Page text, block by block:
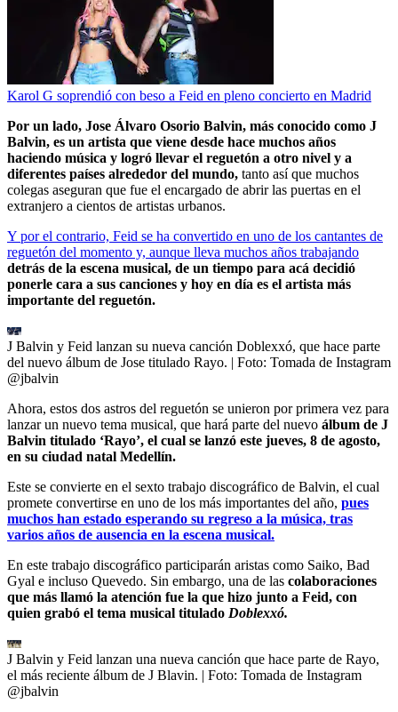
Karol G soprendió con beso a Feid en pleno concierto en Madrid
Por un lado, Jose Álvaro Osorio Balvin, más conocido como J
Balvin, es un artista que viene desde hace muchos años
haciendo música y logró llevar el reguetón a otro nivel y a
diferentes países alrededor del mundo, tanto así que muchos
colegas aseguran que fue el encargado de abrir las puertas en el
extranjero a cientos de artistas urbanos.
Y por el contrario, Feid se ha convertido en uno de los cantantes de
reguetón del momento y, aunque lleva muchos años trabajando
detrás de la escena musical, de un tiempo para acá decidió
ponerle cara a sus canciones y hoy en día es el artista más
importante del reguetón.
J Balvin y Feid lanzan su nueva canción Doblexxó, que hace parte
del nuevo álbum de Jose titulado Rayo. | Foto: Tomada de Instagram
@jbalvin
Ahora, estos dos astros del reguetón se unieron por primera vez para
lanzar un nuevo tema musical, que hará parte del nuevo álbum de J
Balvin titulado ‘Rayo’, el cual se lanzó este jueves, 8 de agosto,
en su ciudad natal Medellín.
Este se convierte en el sexto trabajo discográfico de Balvin, el cual
promete convertirse en uno de los más importantes del año, pues
muchos han estado esperando su regreso a la música, tras
varios años de ausencia en la escena musical.
En este trabajo discográfico participarán aristas como Saiko, Bad
Gyal e incluso Quevedo. Sin embargo, una de las colaboraciones
que más llamó la atención fue la que hizo junto a Feid, con
quien grabó el tema musical titulado Doblexxó.
J Balvin y Feid lanzan una nueva canción que hace parte de Rayo,
el más reciente álbum de J Blavin. | Foto: Tomada de Instagram
@jbalvin